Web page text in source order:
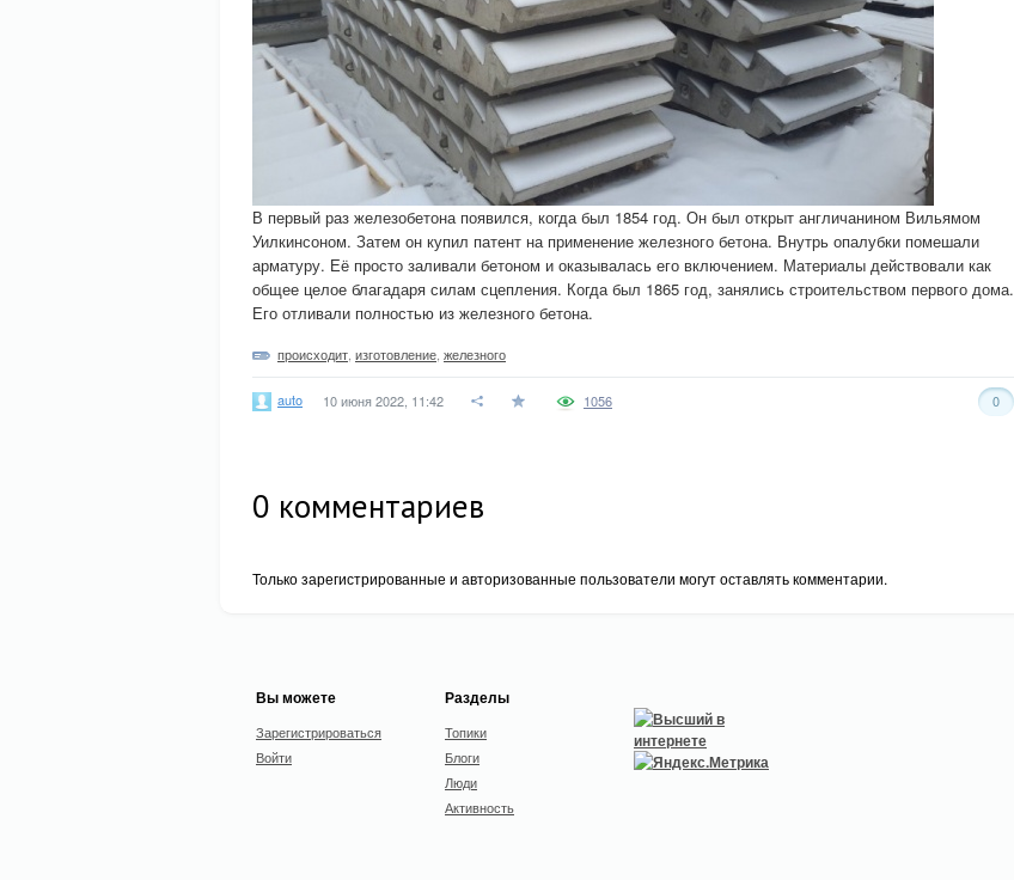
В первый раз железобетона появился, когда был 1854 год. Он был открыт англичанином Вильямом
Уилкинсоном. Затем он купил патент на применение железного бетона. Внутрь опалубки помешали
арматуру. Её просто заливали бетоном и оказывалась его включением. Материалы действовали как
общее целое благадаря силам сцепления. Когда был 1865 год, занялись строительством первого дома.
Его отливали полностью из железного бетона.
происходит изготовление железного
auto 10 июня 2022, 11:42 0
1056
0 комментариев
Только зарегистрированные и авторизованные пользователи могут оставлять комментарии.
Вы можете
Зарегистрироваться
Войти
Разделы
Топики
Блоги
Люди
Активность